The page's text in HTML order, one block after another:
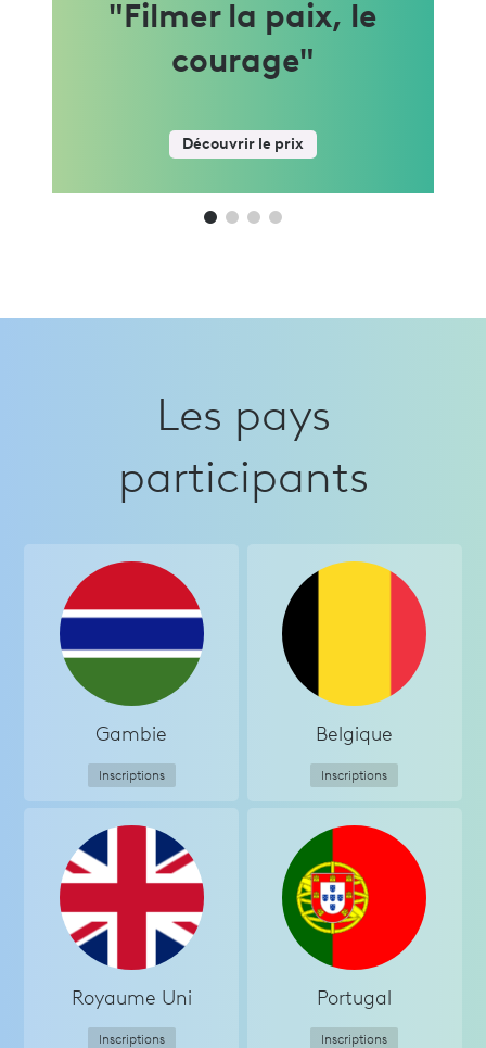
"Filmer la paix, le
courage"
Découvrir le prix
Les pays
participants
Gambie
Inscriptions
Belgique
Inscriptions
Royaume Uni
Inscriptions
Portugal
Inscriptions